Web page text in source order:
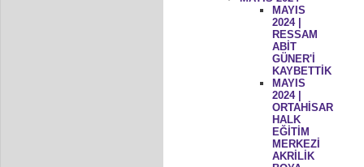
MAYIS
2024 |
RESSAM
ABİT
GÜNER'İ
KAYBETTİK
MAYIS
2024 |
ORTAHİSAR
HALK
EĞİTİM
MERKEZİ
AKRİLİK